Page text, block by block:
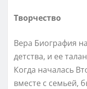
Творчество
Вера Биография
детства, и ее
Когда началась
вместе с семьей,